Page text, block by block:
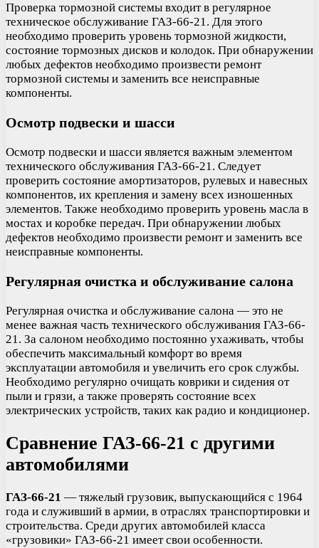
Проверка тормозной системы входит в регулярное
техническое обслуживание ГАЗ-66-21. Для этого
необходимо проверить уровень тормозной жидкости,
состояние тормозных дисков и колодок. При обнаружении
любых дефектов необходимо произвести ремонт
тормозной системы и заменить все неисправные
компоненты.
Осмотр подвески и шасси
Осмотр подвески и шасси является важным элементом
технического обслуживания ГАЗ-66-21. Следует
проверить состояние амортизаторов, рулевых и навесных
компонентов, их крепления и замену всех изношенных
элементов. Также необходимо проверить уровень масла в
мостах и коробке передач. При обнаружении любых
дефектов необходимо произвести ремонт и заменить все
неисправные компоненты.
Регулярная очистка и обслуживание салона
Регулярная очистка и обслуживание салона — это не
менее важная часть технического обслуживания ГАЗ-66-
21. За салоном необходимо постоянно ухаживать, чтобы
обеспечить максимальный комфорт во время
эксплуатации автомобиля и увеличить его срок службы.
Необходимо регулярно очищать коврики и сидения от
пыли и грязи, а также проверять состояние всех
электрических устройств, таких как радио и кондиционер.
Сравнение ГАЗ-66-21 с другими
автомобилями
ГАЗ-66-21 — тяжелый грузовик, выпускающийся с 1964
года и служивший в армии, в отраслях транспортировки и
строительства. Среди других автомобилей класса
«грузовики» ГАЗ-66-21 имеет свои особенности.